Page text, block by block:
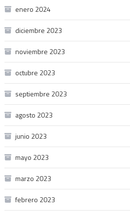
enero 2024
diciembre 2023
noviembre 2023
octubre 2023
septiembre 2023
agosto 2023
junio 2023
mayo 2023
marzo 2023
febrero 2023